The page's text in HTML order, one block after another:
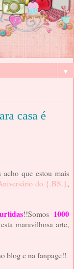
▼
casa é
que estou mais
do {.BS.},
!!Somos 1000
maravilhosa arte,
blog e na fanpage!!